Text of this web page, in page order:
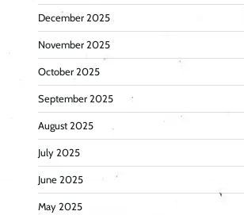
December 2025
November 2025
October 2025
September 2025
August 2025
July 2025
June 2025
May 2025